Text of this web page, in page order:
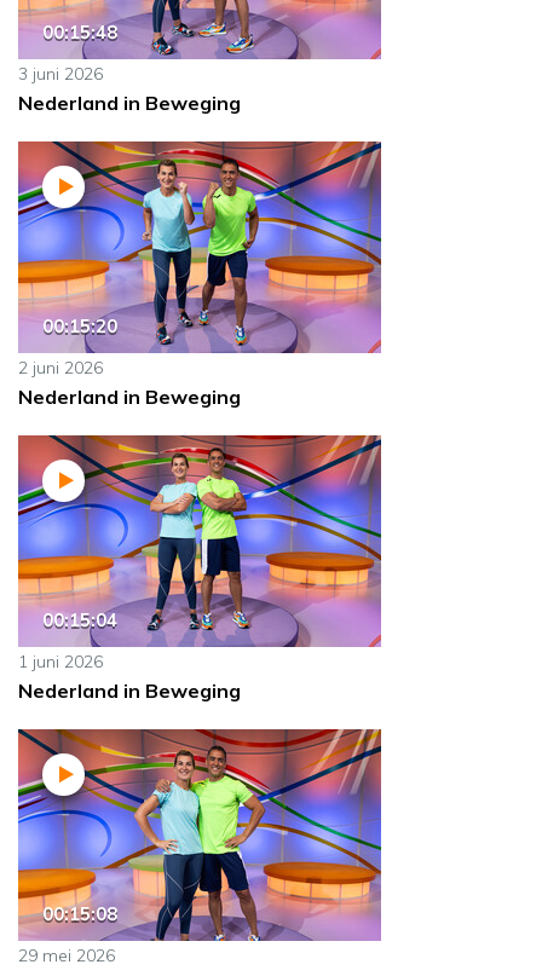
00:15:48
3 juni 2026
Nederland in Beweging
00:15:20
2 juni 2026
Nederland in Beweging
00:15:04
1 juni 2026
Nederland in Beweging
00:15:08
29 mei 2026